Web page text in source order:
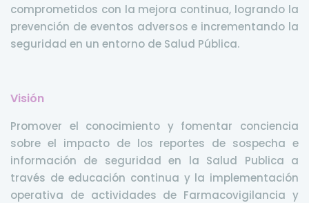
comprometidos con la mejora continua, logrando la
prevención de eventos adversos e incrementando la
seguridad en un entorno de Salud Pública.
Visión
Promover el conocimiento y fomentar conciencia
sobre el impacto de los reportes de sospecha e
información de seguridad en la Salud Publica a
través de educación continua y la implementación
operativa de actividades de Farmacovigilancia y